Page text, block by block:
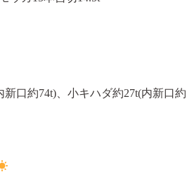
新口約74t)、小キハダ約27t(内新口約